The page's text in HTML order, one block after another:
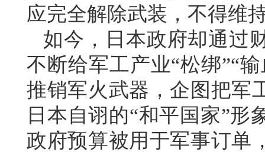
应完全解除武装，不得维
如今，日本政府却通过
不断给军工产业“松绑”“
推销军火武器，企图把军
日本自诩的“和平国家”形
政府预算被用于军事订单